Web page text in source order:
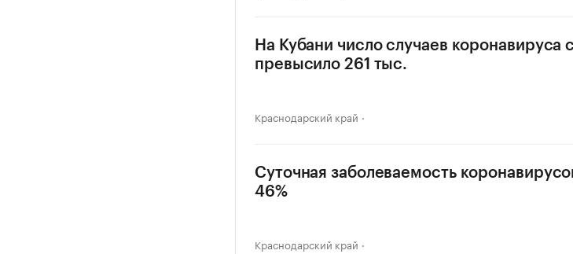
На Кубани число случаев коронавируса
превысило 261 тыс.
Краснодарский край
Суточная заболеваемость
46%
Краснодарский край